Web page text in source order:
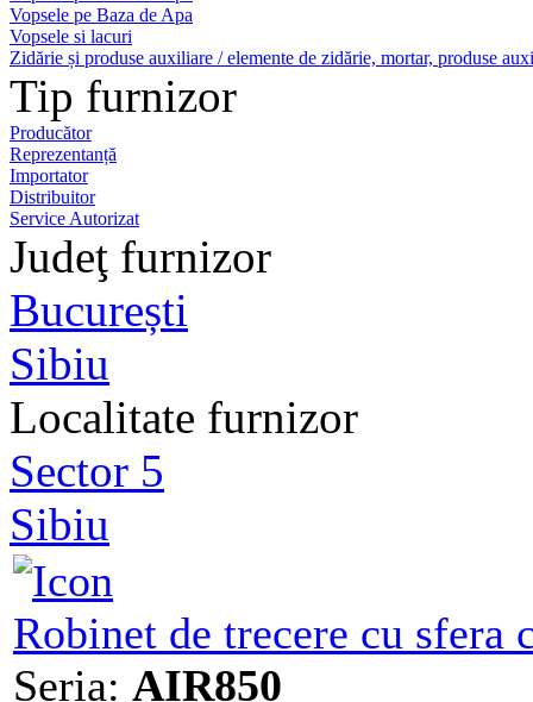
Vopsele pe Baza de Apa
Vopsele si lacuri
Zidărie și produse auxiliare / elemente de zidărie, mortar, produse
Tip furnizor
Producător
Reprezentanță
Importator
Distribuitor
Service Autorizat
Judeţ furnizor
București
Sibiu
Localitate furnizor
Sector 5
Sibiu
Robinet de trecere cu sfera
Seria: AIR850